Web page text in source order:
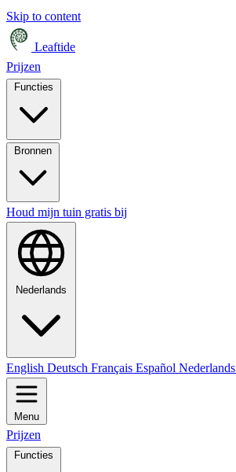
Skip to content
Leaftide
Prijzen
Houd mijn tuin gratis bij
Nederlands
English Deutsch Français Español Nederlands
Menu
Prijzen
Functies